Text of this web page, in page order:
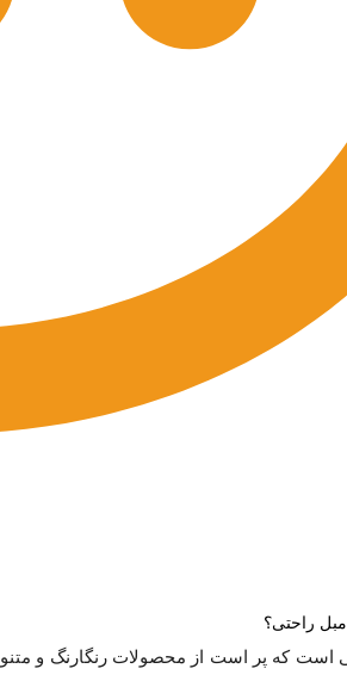
است که پر است از محصولات رنگارنگ و